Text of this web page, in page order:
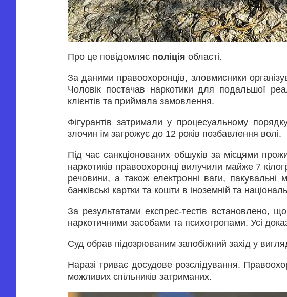
Про це повідомляє поліція області.
За даними правоохоронців, зловмисники
Чоловік постачав наркотики для подальшої
клієнтів та приймала замовлення.
Фігурантів затримали у процесуальному
злочин їм загрожує до 12 років позбавлення волі.
Під час санкціонованих обшуків за місцями
наркотиків правоохоронці вилучили майже 7
речовини, а також електронні ваги, пакувальні
банківські картки та кошти в іноземній та
За результатами експрес-тестів встановлено,
наркотичними засобами та психотропами. Усі
Суд обрав підозрюваним запобіжний захід у
Наразі триває досудове розслідування.
можливих спільників затриманих.